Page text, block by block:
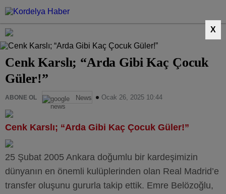
X
Cenk Karslı; “Arda Gibi Kaç Çocuk
Güler!”
ABONE OL News Ocak 26, 2025 10:44
Cenk Karslı; “Arda Gibi Kaç Çocuk Güler!”
25 Şubat 2005 Ankara doğumlu bir kardeşimizin
dünyanın en önemli kulüplerinden olan Real Madrid’e
transfer oluşunu gururla takip ettik. Emre Belözoğlu,